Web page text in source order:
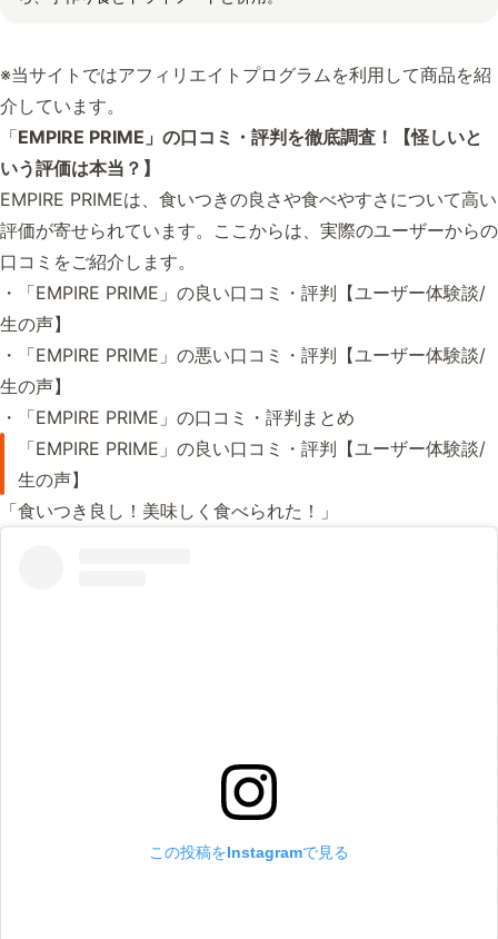
※当サイトではアフィリエイトプログラムを利用して商品を紹
介しています。
「EMPIRE PRIME」の口コミ・評判を徹底調査！【怪しいと
いう評価は本当？】
EMPIRE PRIMEは、食いつきの良さや食べやすさについて高い
評価が寄せられています。ここからは、実際のユーザーからの
口コミをご紹介します。
・「EMPIRE PRIME」の良い口コミ・評判【ユーザー体験談/
生の声】
・「EMPIRE PRIME」の悪い口コミ・評判【ユーザー体験談/
生の声】
・「EMPIRE PRIME」の口コミ・評判まとめ
「EMPIRE PRIME」の良い口コミ・評判【ユーザー体験談/
生の声】
「食いつき良し！美味しく食べられた！」
この投稿をInstagramで見る